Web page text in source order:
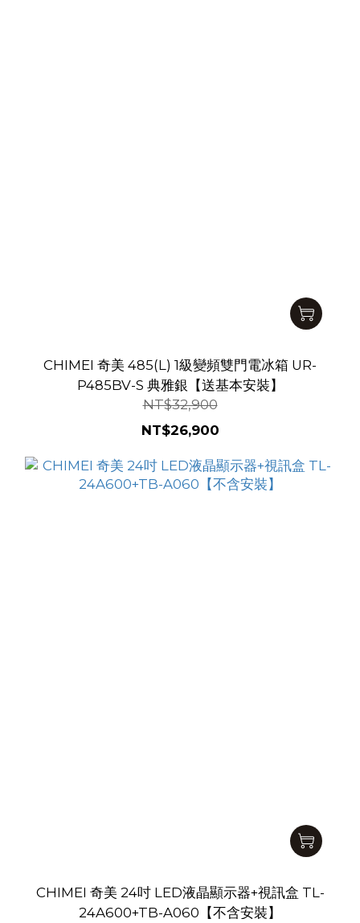
CHIMEI 奇美 485(L) 1級變頻雙門電冰箱 UR-
P485BV-S 典雅銀【送基本安裝】
NT$32,900
NT$26,900
CHIMEI 奇美 24吋 LED液晶顯示器+視訊盒 TL-
24A600+TB-A060【不含安裝】